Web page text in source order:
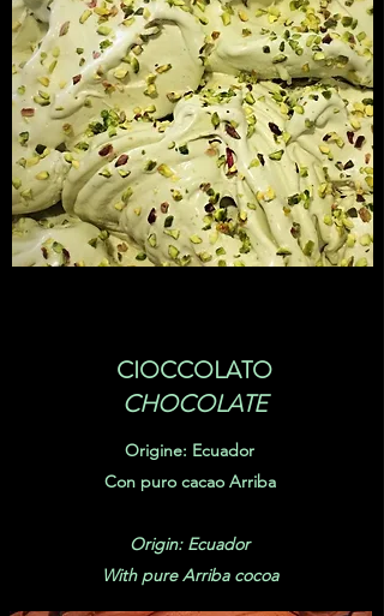
Origine: Ecuador
Con puro cacao Arriba
Origin: Ecuador
With pure Arriba cocoa
CIOCCOLATO
CHOCOLATE